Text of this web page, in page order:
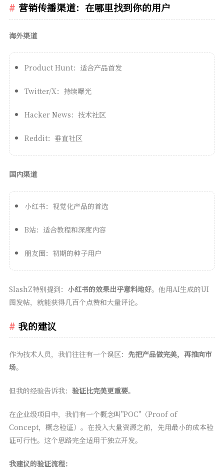
营销传播渠道：在哪里找到你的用户
海外渠道
Product Hunt：适合产品首发
Twitter/X：持续曝光
Hacker News：技术社区
Reddit：垂直社区
国内渠道
小红书：视觉化产品的首选
B站：适合教程和深度内容
朋友圈：初期的种子用户
SlashZ特别提到： 小红书的效果出乎意料地好。他用AI生成的UI
图发帖，就能获得几百个点赞和大量评论。
我的建议
作为技术人员，我们往往有一个误区： 先把产品做完美，再推向市
场。
但我的经验告诉我： 验证比完美更重要。
在企业级项目中，我们有一个概念叫"POC"（Proof of
Concept，概念验证）。在投入大量资源之前，先用最小的成本验
证可行性。这个思路完全适用于独立开发。
我建议的验证流程：